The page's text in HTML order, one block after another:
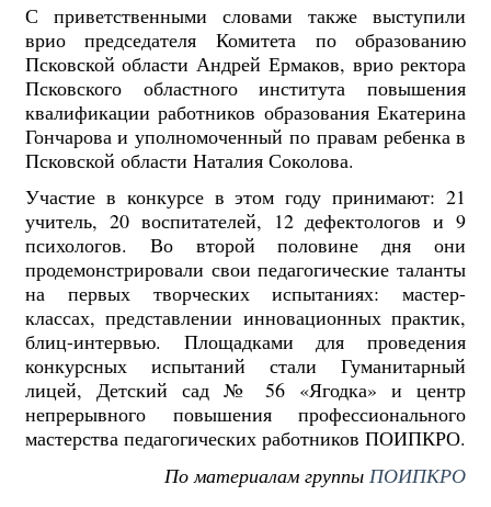
С приветственными словами также выступили
врио председателя Комитета по образованию
Псковской области Андрей Ермаков, врио ректора
Псковского областного института повышения
квалификации работников образования Екатерина
Гончарова и уполномоченный по правам ребенка в
Псковской области Наталия Соколова.
Участие в конкурсе в этом году принимают: 21
учитель, 20 воспитателей, 12 дефектологов и 9
психологов. Во второй половине дня они
продемонстрировали свои педагогические таланты
на первых творческих испытаниях: мастер-
классах, представлении инновационных практик,
блиц-интервью. Площадками для проведения
конкурсных испытаний стали Гуманитарный
лицей, Детский сад № 56 «Ягодка» и центр
непрерывного повышения профессионального
мастерства педагогических работников ПОИПКРО.
По материалам группыПОИПКРО